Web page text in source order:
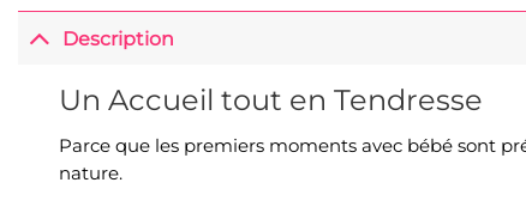
Description
Un Accueil tout en Tendresse
Parce que les premiers moments avec bébé sont
nature.